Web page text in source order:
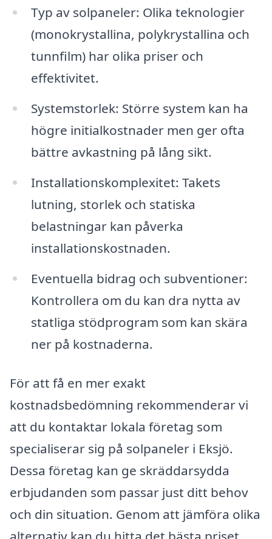
Typ av solpaneler: Olika teknologier
(monokrystallina, polykrystallina och
tunnfilm) har olika priser och
effektivitet.
Systemstorlek: Större system kan ha
högre initialkostnader men ger ofta
bättre avkastning på lång sikt.
Installationskomplexitet: Takets
lutning, storlek och statiska
belastningar kan påverka
installationskostnaden.
Eventuella bidrag och subventioner:
Kontrollera om du kan dra nytta av
statliga stödprogram som kan skära
ner på kostnaderna.
För att få en mer exakt
kostnadsbedömning rekommenderar vi
att du kontaktar lokala företag som
specialiserar sig på solpaneler i Eksjö.
Dessa företag kan ge skräddarsydda
erbjudanden som passar just ditt behov
och din situation. Genom att jämföra olika